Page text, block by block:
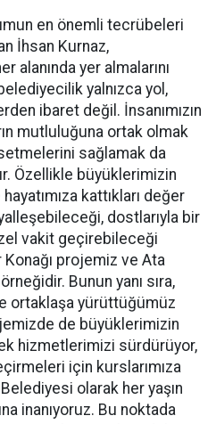
en önemli tecrübeleri
İhsan Kurnaz,
alanında yer almalarını
yalnızca yol,
ibaret değil. İnsanımızın
mutluluğuna ortak olmak
sağlamak da
Özellikle büyüklerimizin
kattıkları değer
dostlarıyla bir
vakit geçirebileceği
projemiz ve Ata
Bunun yanı sıra,
ortaklaşa yürüttüğümüz
de büyüklerimizin
hizmetlerimizi sürdürüyor,
için kurslarımıza
olarak her yaşın
inanıyoruz. Bu noktada